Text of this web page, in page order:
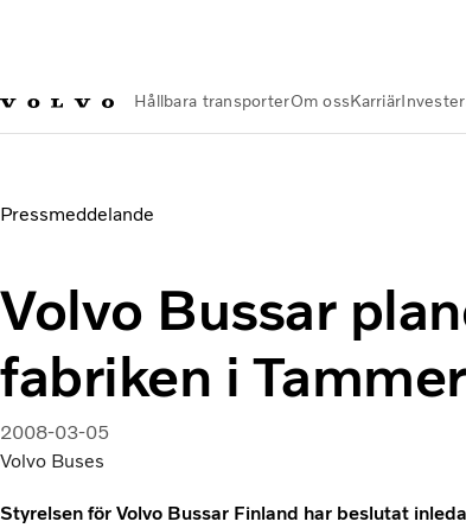
Hållbara transporterOm ossKarriär
Pressmeddelande
Volvo Bussar
fabriken i
2008-03-05
Volvo Buses
Styrelsen för Volvo Bussar Finland har beslutat